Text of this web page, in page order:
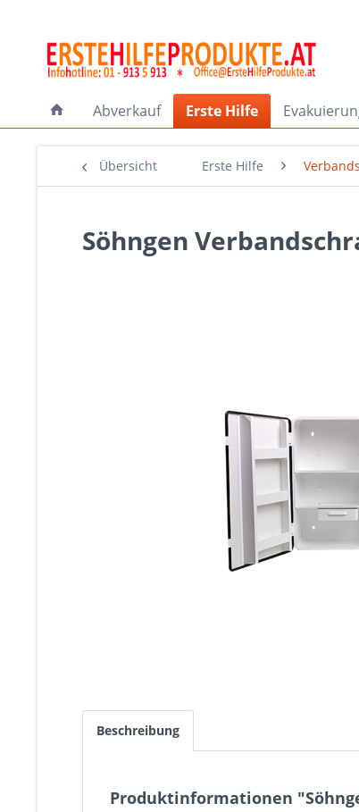
Abverkauf Erste Hilfe
Übersicht Erste Hilfe
Söhngen
Beschreibung
Produktinformationen